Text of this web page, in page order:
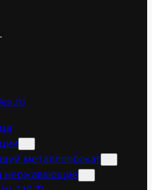
металлопрокат
нержавеющие